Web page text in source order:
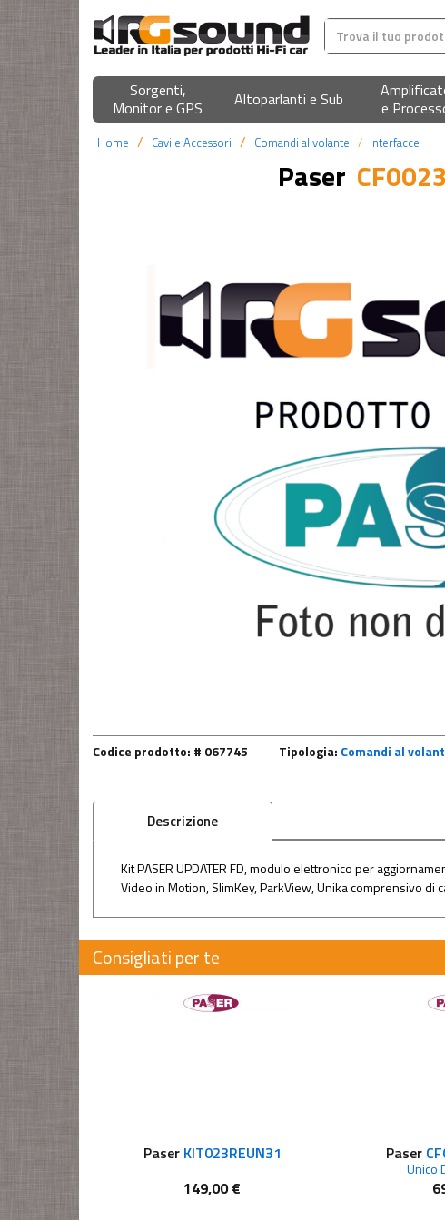
Sorgenti,
Monitor e GPS
Altoparlanti e Sub
e
Home Cavi e Accessori Comandi al volante Interfacce
Paser
Codice prodotto: # 067745 Tipologia: Comandi al
Descrizione
Kit PASER UPDATER FD, modulo elettronico per
Video in Motion, SlimKey, ParkView, Unika comprensivo di
Consigliati per te
Paser KIT023REUN31
149,00 €
Paser
Unico